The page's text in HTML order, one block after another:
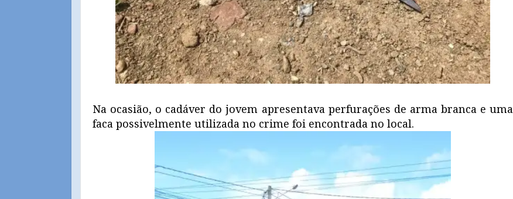
Na ocasião, o cadáver do jovem apresentava perfurações de arma branca e uma
faca possivelmente utilizada no crime foi encontrada no local.